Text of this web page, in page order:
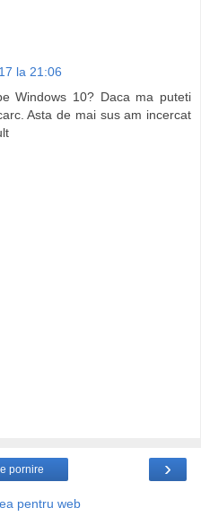
la 21:06
Windows 10? Daca ma puteti
Asta de mai sus am incercat
›
pornire
pentru web